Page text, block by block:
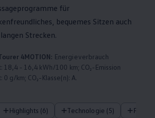
für
bequemes Sitzen auch
Strecken.
4MOTION: Energieverbrauch
18,4 - 16,4 kWh/100 km; CO₂-Emission
g/km; CO₂-Klasse(n): A.
Highlights (6) Technologie (5)